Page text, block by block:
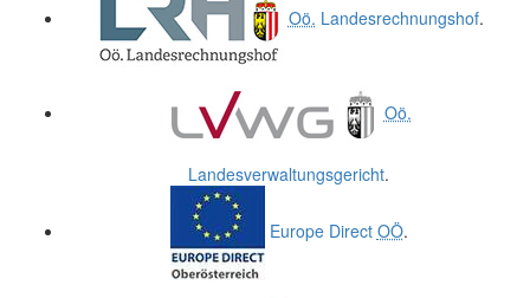
Oö. Landesrechnungshof.
Oö.
Landesverwaltungsgericht.
Europe Direct OÖ.